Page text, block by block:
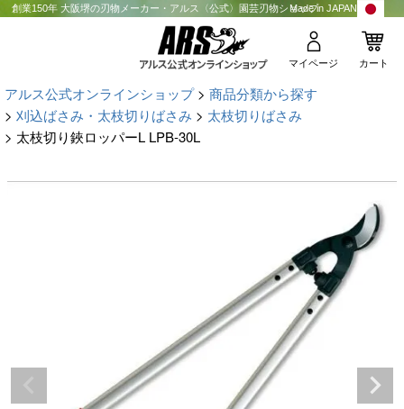
創業150年 大阪堺の刃物メーカー・アルス〈公式〉園芸刃物ショップMade in JAPAN
マイページ カート
アルス公式オンラインショップ
商品分類から探す
刈込ばさみ・太枝切りばさみ
太枝切りばさみ
太枝切り鋏ロッパーL LPB-30L